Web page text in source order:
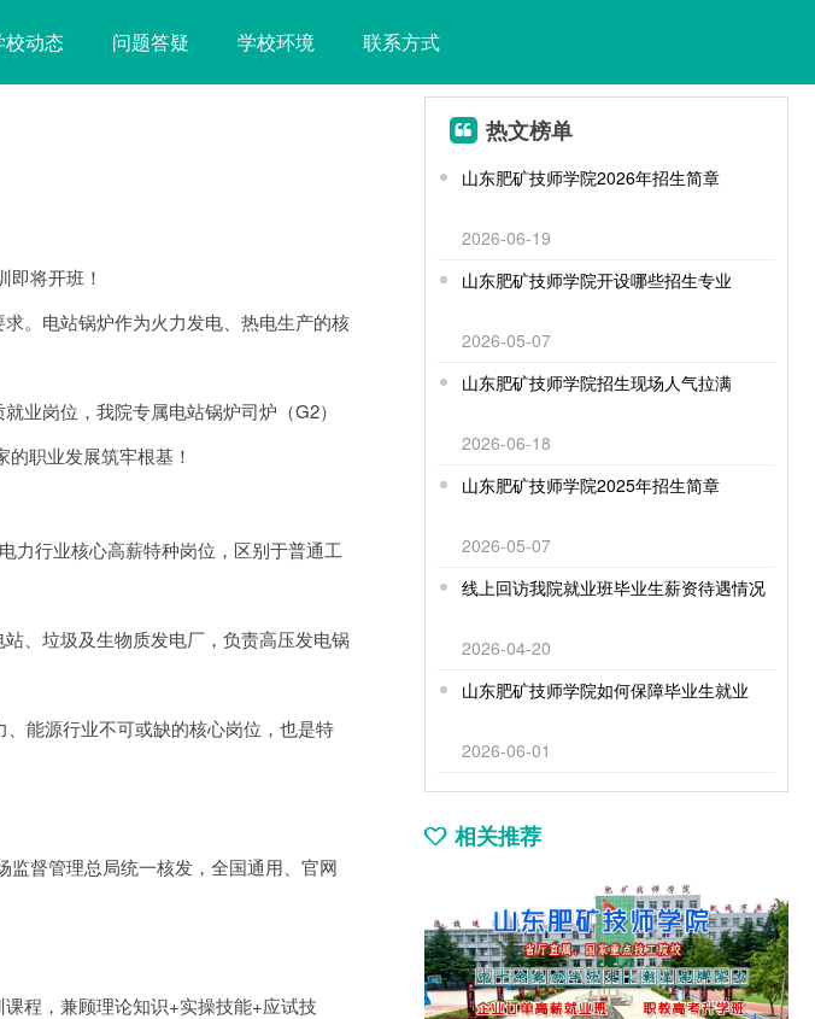
校动态 问题答疑 学校环境 联系方式
将开班！
。电站锅炉作为火力发电、热电生产的核
业岗位，我院专属电站锅炉司炉（G2）
职业发展筑牢根基！
力行业核心高薪特种岗位，区别于普通工
、垃圾及生物质发电厂，负责高压发电锅
能源行业不可或缺的核心岗位，也是特
督管理总局统一核发，全国通用、官网
程，兼顾理论知识+实操技能+应试技
热文榜单
山东肥矿技师学院2026年招生简章
2026-06-19
山东肥矿技师学院开设哪些招生专业
2026-05-07
山东肥矿技师学院招生现场人气拉满
2026-06-18
山东肥矿技师学院2025年招生简章
2026-05-07
线上回访我院就业班毕业生薪资待遇情况
2026-04-20
山东肥矿技师学院如何保障毕业生就业
2026-06-01
相关推荐